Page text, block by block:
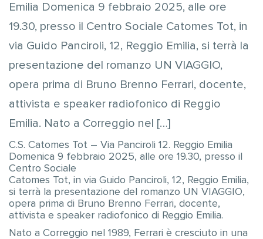
Emilia Domenica 9 febbraio 2025, alle ore
19.30, presso il Centro Sociale Catomes Tot, in
via Guido Panciroli, 12, Reggio Emilia, si terrà la
presentazione del romanzo UN VIAGGIO,
opera prima di Bruno Brenno Ferrari, docente,
attivista e speaker radiofonico di Reggio
Emilia. Nato a Correggio nel […]
C.S. Catomes Tot – Via Panciroli 12. Reggio Emilia
Domenica 9 febbraio 2025, alle ore 19.30, presso il
Centro Sociale
Catomes Tot, in via Guido Panciroli, 12, Reggio Emilia,
si terrà la presentazione del romanzo UN VIAGGIO,
opera prima di Bruno Brenno Ferrari, docente,
attivista e speaker radiofonico di Reggio Emilia.
Nato a Correggio nel 1989, Ferrari è cresciuto in una